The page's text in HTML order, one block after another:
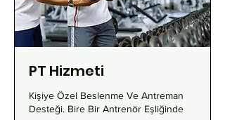
PT Hizmeti
Kişiye Özel Beslenme Ve Antreman
Desteği. Bire Bir Antrenör Eşliğinde